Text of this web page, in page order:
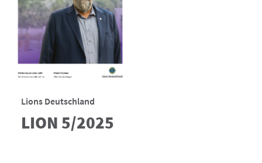
Lions Deutschland
LION 5/2025